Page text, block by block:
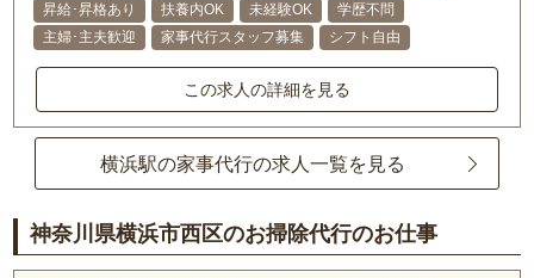
昇給･昇格あり
扶養内OK 未経験OK
学歴不問
主婦･主夫歓迎
家事代行スタッフ募集 シフト自由
この求人の詳細を見る
横浜駅の家事代行の求人一覧を見る
神奈川県横浜市西区のお掃除代行のお仕事